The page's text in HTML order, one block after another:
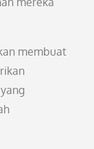
membuat